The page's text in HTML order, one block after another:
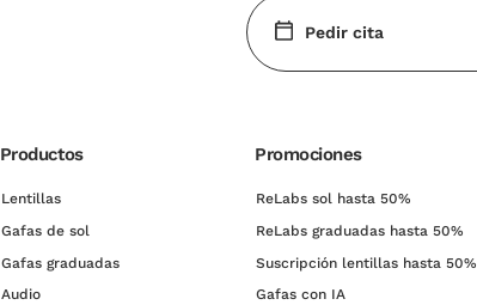
Pedir cita
Productos
Lentillas
Gafas de sol
Gafas graduadas
Audio
Promociones
ReLabs sol hasta 50%
ReLabs graduadas hasta 50%
Suscripción lentillas hasta 50%
Gafas con IA